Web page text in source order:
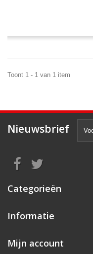
Toont 1 - 1 van 1 item
Nieuwsbrief
Categorieën
Informatie
Mijn account